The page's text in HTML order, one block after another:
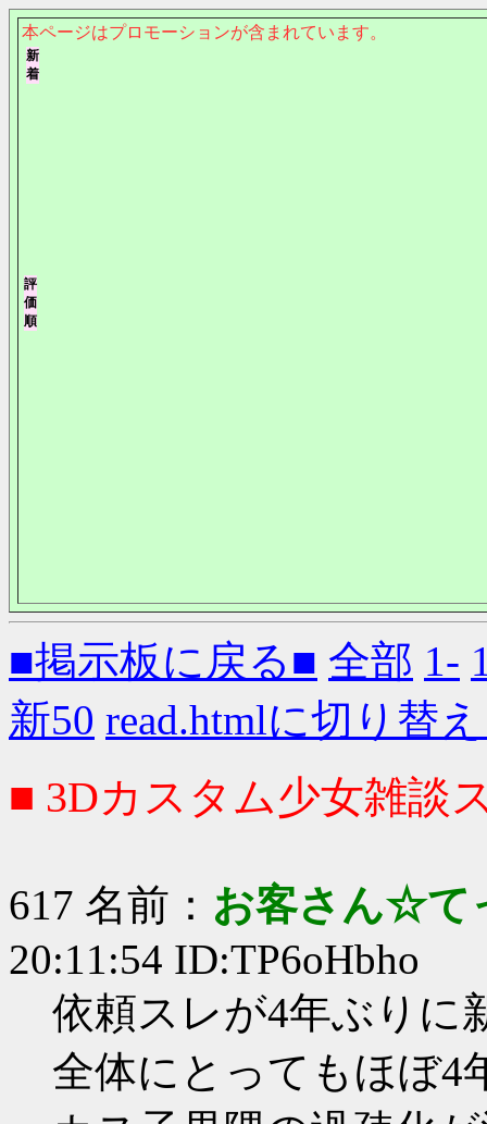
本ページはプロモーションが含まれています。
■掲示板に戻る■ 全部 1-
新50 read.htmlに切り替
■ 3Dカスタム少女雑談
617 名前： お客さん☆て
20:11:54 ID:TP6oHbho
依頼スレが4年ぶりに
全体にとってもほぼ4